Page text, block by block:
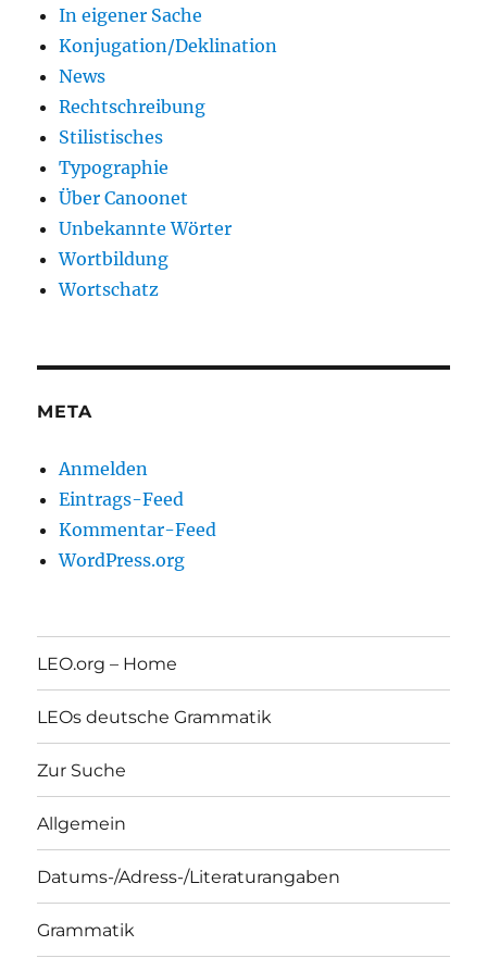
In eigener Sache
Konjugation/Deklination
News
Rechtschreibung
Stilistisches
Typographie
Über Canoonet
Unbekannte Wörter
Wortbildung
Wortschatz
META
Anmelden
Eintrags-Feed
Kommentar-Feed
WordPress.org
LEO.org – Home
LEOs deutsche Grammatik
Zur Suche
Allgemein
Datums-/Adress-/Literaturangaben
Grammatik